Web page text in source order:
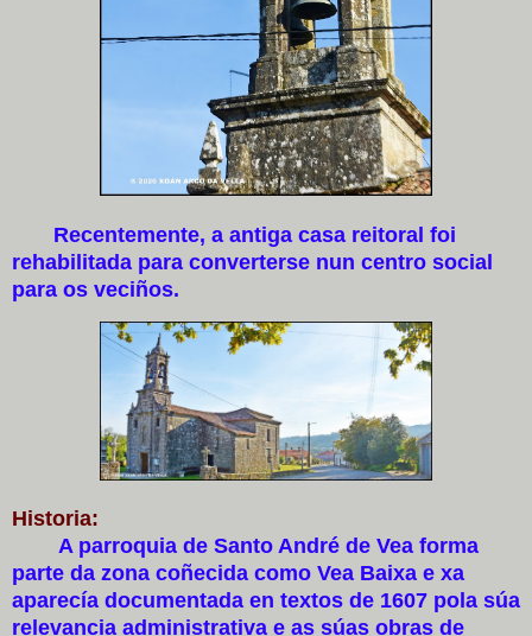
Recentemente, a antiga casa reitoral foi
rehabilitada para converterse nun centro social
para os veciños.
Historia:
A parroquia de Santo André de Vea forma
parte da zona coñecida como Vea Baixa e xa
aparecía documentada en textos de 1607 pola súa
relevancia administrativa e as súas obras de